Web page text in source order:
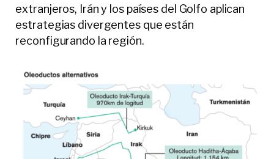
extranjeros, Irán y los países del Golfo aplican
estrategias divergentes que están
reconfigurando la región.